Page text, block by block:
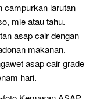
campurkan larutan
mie atau tahu.
asap cair dengan
makanan.
asap cair grade
hari.